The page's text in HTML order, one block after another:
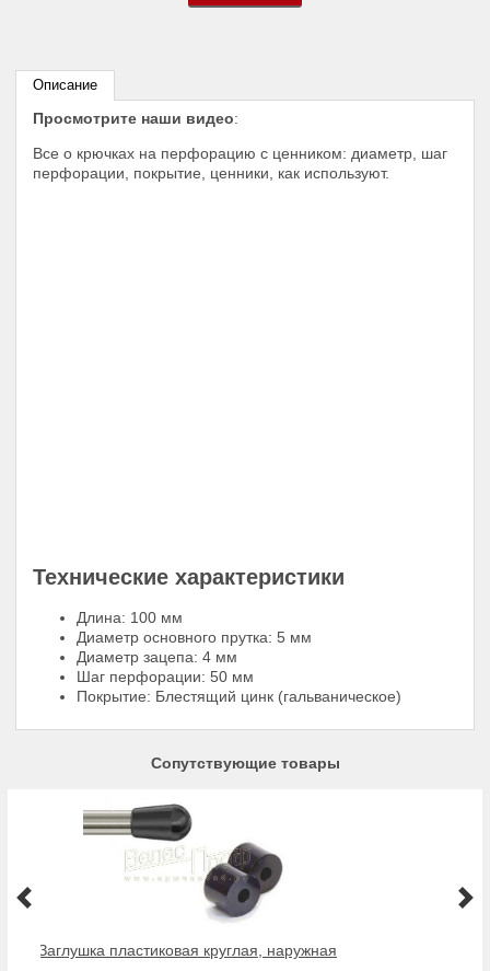
Описание
Просмотрите наши видео:
Все о крючках на перфорацию с ценником: диаметр, шаг
перфорации, покрытие, ценники, как используют.
Технические характеристики
Длина: 100 мм
Диаметр основного прутка: 5 мм
Диаметр зацепа: 4 мм
Шаг перфорации: 50 мм
Покрытие: Блестящий цинк (гальваническое)
Сопутствующие товары
Заглушка пластиковая круглая, наружная